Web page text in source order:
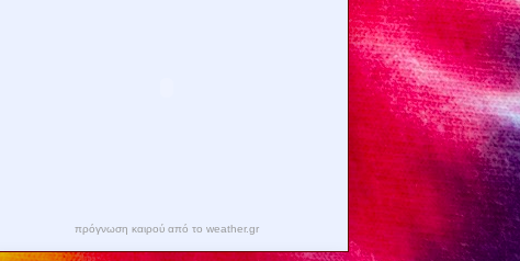
πρόγνωση καιρού από το weather.gr